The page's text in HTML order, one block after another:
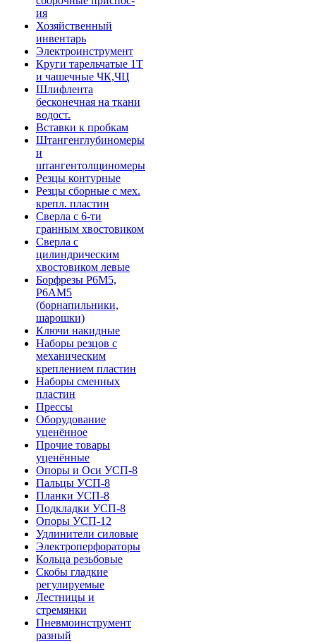
ия
Хозяйственный
инвентарь
Электроинструмент
Круги тарельчатые 1Т
и чашечные ЧК,ЧЦ
Шлифлента
бесконечная на ткани
водост.
Вставки к пробкам
Штангенглубиномеры
и
штангентолщиномеры
Резцы контурные
Резцы сборные с мех.
крепл. пластин
Сверла с 6-ти
гранным хвостовиком
Сверла с
цилиндрическим
хвостовиком левые
Борфрезы Р6М5,
Р6АМ5
(борнапильники,
шарошки)
Ключи накидные
Наборы резцов с
механическим
креплением пластин
Наборы сменных
пластин
Прессы
Оборудование
уценённое
Прочие товары
уценённые
Опоры и Оси УСП-8
Пальцы УСП-8
Планки УСП-8
Подкладки УСП-8
Опоры УСП-12
Удлинители силовые
Электроперфораторы
Кольца резьбовые
Скобы гладкие
регулируемые
Лестницы и
стремянки
Пневмоинструмент
разный